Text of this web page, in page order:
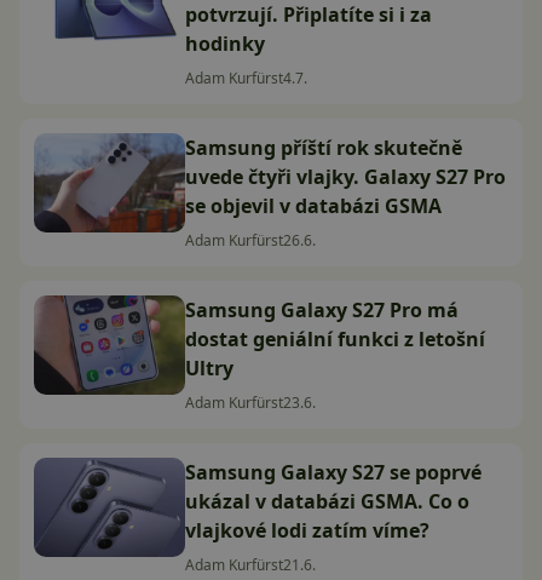
potvrzují. Připlatíte si i za
hodinky
Adam Kurfürst4.7.
Samsung příští rok skutečně
uvede čtyři vlajky. Galaxy S27 Pro
se objevil v databázi GSMA
Adam Kurfürst26.6.
Samsung Galaxy S27 Pro má
dostat geniální funkci z letošní
Ultry
Adam Kurfürst23.6.
Samsung Galaxy S27 se poprvé
ukázal v databázi GSMA. Co o
vlajkové lodi zatím víme?
Adam Kurfürst21.6.